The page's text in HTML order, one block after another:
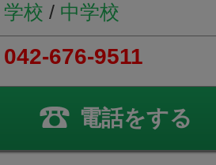
学校 / 中学校
042-676-9511
電話をする